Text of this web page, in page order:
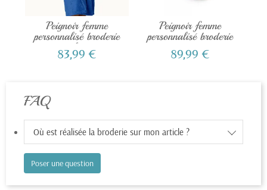
Peignoir femme
personnalisé broderie
bleu
83,99 €
Peignoir femme
personnalisé broderie
rose...
89,99 €
FAQ
Où est réalisée la broderie sur mon article ?
Poser une question